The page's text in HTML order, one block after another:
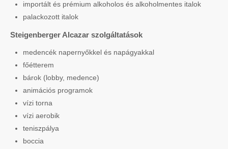
importált és prémium alkoholos és alkoholmentes italok
palackozott italok
Steigenberger Alcazar szolgáltatások
medencék napernyőkkel és napágyakkal
főétterem
bárok (lobby, medence)
animációs programok
vízi torna
vízi aerobik
teniszpálya
boccia